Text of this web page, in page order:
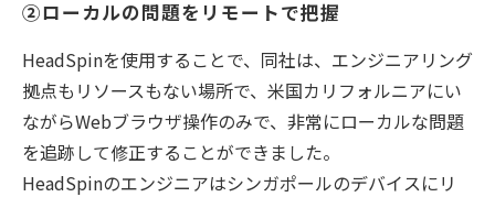
②ローカルの問題をリモートで把握
HeadSpinを使用することで、同社は、エンジニアリング
拠点もリソースもない場所で、米国カリフォルニアにい
ながらWebブラウザ操作のみで、非常にローカルな問題
を追跡して修正することができました。
HeadSpinのエンジニアはシンガポールのデバイスにリ